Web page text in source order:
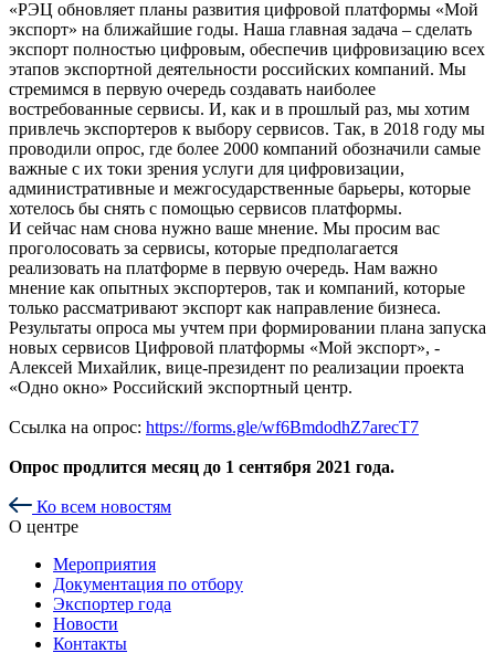
«РЭЦ обновляет планы развития цифровой платформы «Мой
экспорт» на ближайшие годы. Наша главная задача – сделать
экспорт полностью цифровым, обеспечив цифровизацию всех
этапов экспортной деятельности российских компаний. Мы
стремимся в первую очередь создавать наиболее
востребованные сервисы. И, как и в прошлый раз, мы хотим
привлечь экспортеров к выбору сервисов. Так, в 2018 году мы
проводили опрос, где более 2000 компаний обозначили самые
важные с их токи зрения услуги для цифровизации,
административные и межгосударственные барьеры, которые
хотелось бы снять с помощью сервисов платформы.
И сейчас нам снова нужно ваше мнение. Мы просим вас
проголосовать за сервисы, которые предполагается
реализовать на платформе в первую очередь. Нам важно
мнение как опытных экспортеров, так и компаний, которые
только рассматривают экспорт как направление бизнеса.
Результаты опроса мы учтем при формировании плана запуска
новых сервисов Цифровой платформы «Мой экспорт», -
Алексей Михайлик, вице-президент по реализации проекта
«Одно окно» Российский экспортный центр.
Ссылка на опрос: https://forms.gle/wf6BmdodhZ7arecT7
Опрос продлится месяц до 1 сентября 2021 года.
Ко всем новостям
О центре
Мероприятия
Документация по отбору
Экспортер года
Новости
Контакты